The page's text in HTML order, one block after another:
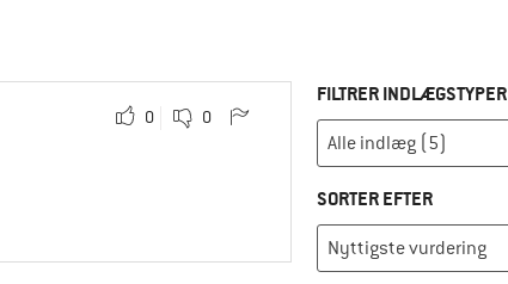
0 0
FILTRER INDLÆGSTYPER
SORTER EFTER